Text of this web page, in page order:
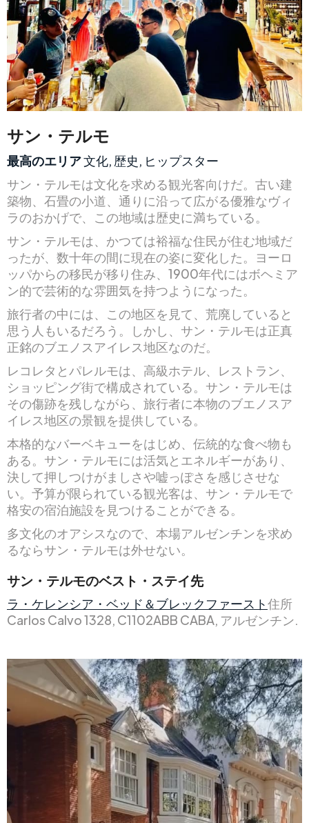
サン・テルモ
最高のエリア文化, 歴史, ヒップスター
サン・テルモは文化を求める観光客向けだ。古い建
築物、石畳の小道、通りに沿って広がる優雅なヴィ
ラのおかげで、この地域は歴史に満ちている。
サン・テルモは、かつては裕福な住民が住む地域だ
ったが、数十年の間に現在の姿に変化した。ヨーロ
ッパからの移民が移り住み、1900年代にはボヘミア
ン的で芸術的な雰囲気を持つようになった。
旅行者の中には、この地区を見て、荒廃していると
思う人もいるだろう。しかし、サン・テルモは正真
正銘のブエノスアイレス地区なのだ。
レコレタとパレルモは、高級ホテル、レストラン、
ショッピング街で構成されている。サン・テルモは
その傷跡を残しながら、旅行者に本物のブエノスア
イレス地区の景観を提供している。
本格的なバーベキューをはじめ、伝統的な食べ物も
ある。サン・テルモには活気とエネルギーがあり、
決して押しつけがましさや嘘っぽさを感じさせな
い。予算が限られている観光客は、サン・テルモで
格安の宿泊施設を見つけることができる。
多文化のオアシスなので、本場アルゼンチンを求め
るならサン・テルモは外せない。
サン・テルモのベスト・ステイ先
ラ・ケレンシア・ベッド＆ブレックファースト住所
Carlos Calvo 1328, C1102ABB CABA, アルゼンチン.